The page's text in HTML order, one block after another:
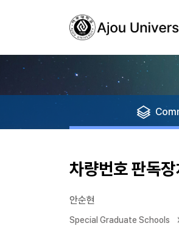
차량번호 판독
안순현
Special Graduate Schools